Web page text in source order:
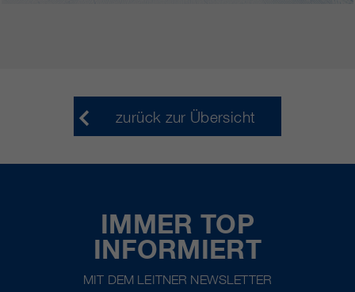
zurück zur Übersicht
IMMER TOP
INFORMIERT
MIT DEM LEITNER NEWSLETTER